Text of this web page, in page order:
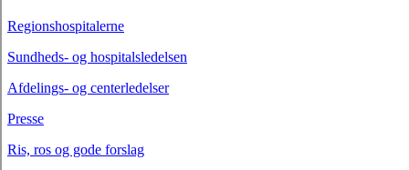
Regionshospitalerne
Sundheds- og hospitalsledelsen
Afdelings- og centerledelser
Presse
Ris, ros og gode forslag